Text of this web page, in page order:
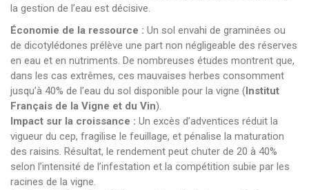
la gestion de l’eau est décisive.
Économie de la ressource : Un sol envahi de graminées ou
de dicotylédones prélève une part non négligeable des réserves
en eau et en nutriments. De nombreuses études montrent que,
dans les cas extrêmes, ces mauvaises herbes consomment
jusqu’à 40% de l’eau du sol disponible pour la vigne (Institut
Français de la Vigne et du Vin).
Impact sur la croissance : Un excès d’adventices réduit la
vigueur du cep, fragilise le feuillage, et pénalise la maturation
des raisins. Résultat, le rendement peut chuter de 20 à 40%
selon l’intensité de l’infestation et la compétition subie par les
racines de la vigne.